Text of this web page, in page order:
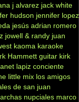
j alvarez jack white
hudson jennifer lopez
jesús adrian romero
jowell & randy juan
kaoma karaoke
Hammett guitar kirk
lapiz conciente
little mix los amigos
de san juan
nupciales marco